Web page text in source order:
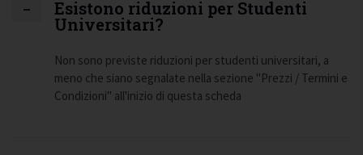
Esistono riduzioni per Studenti
Universitari?
Non sono previste riduzioni per studenti universitari, a
meno che siano segnalate nella sezione "Prezzi / Termini e
Condizioni" all'inizio di questa scheda